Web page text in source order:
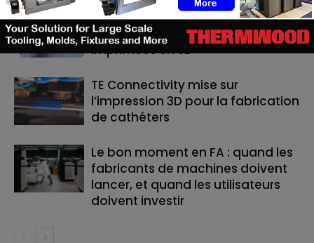
ASTM prépare un cadre normatif
pour les pièces céramiques
imprimées en 3D
TE Connectivity mise sur
l’impression 3D pour la fabrication
de cathéters
Le bon moment en FA : quand les
fabricants de machines doivent
lancer, et quand les utilisateurs
doivent investir